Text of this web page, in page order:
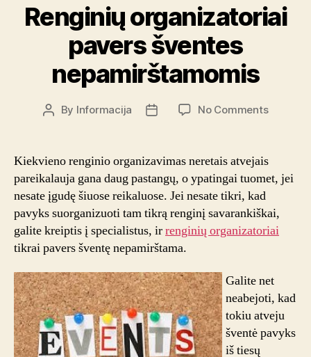
Renginių organizatoriai
pavers šventes
nepamirštamomis
Post
By Informacija
Post
No Commentson
Kiekvieno renginio organizavimas neretais atvejais
pareikalauja gana daug pastangų, o ypatingai tuomet, jei
nesate įgudę šiuose reikaluose. Jei nesate tikri, kad
pavyks suorganizuoti tam tikrą renginį savarankiškai,
galite kreiptis į specialistus, irrenginių organizatoriai
tikrai pavers šventę nepamirštama.
Galite net
neabejoti, kad
tokiu atveju
šventė pavyks
iš tiesų